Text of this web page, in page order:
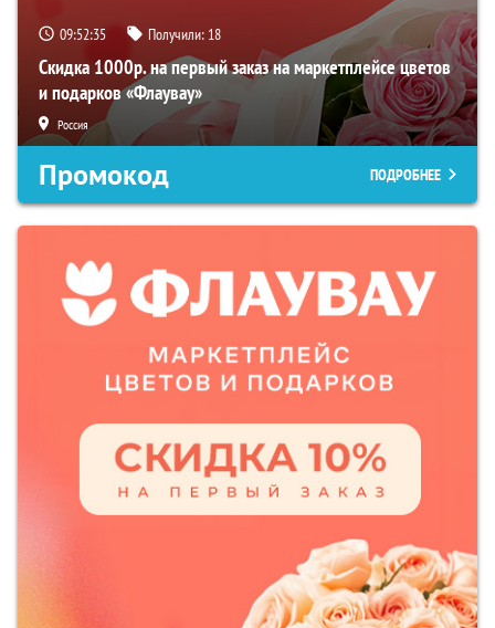
09:52:34 Получили: 18
Скидка 1000р. на первый заказ на маркетплейсе цветов
и подарков «Флаувау»
Россия
Промокод ПОДРОБНЕЕ